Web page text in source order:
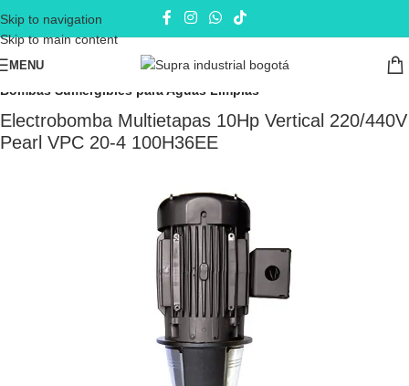
Skip to navigation
Skip to main content
MENU
Inicio Electrobombas - bombas eléctricas Bombas Sumergibles
Bombas Sumergibles para Aguas Limpias
Electrobomba Multietapas 10Hp Vertical 220/440V
Pearl VPC 20-4 100H36EE